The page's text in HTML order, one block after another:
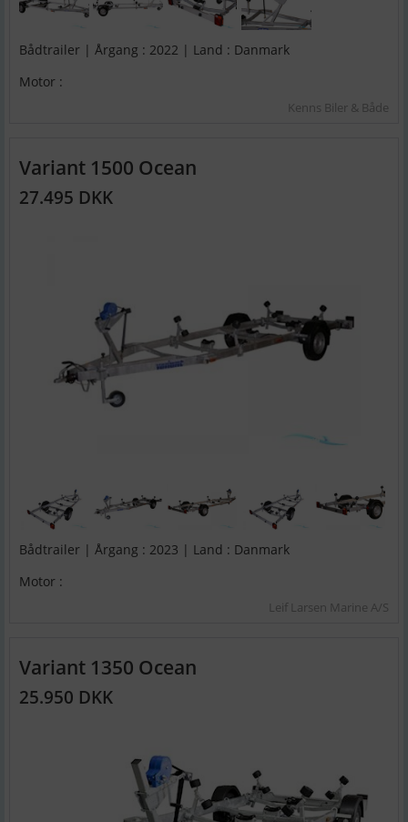
Bådtrailer | Årgang : 2022 | Land : Danmark
Motor :
Kenns Biler & Både
Variant 1500 Ocean
27.495 DKK
Bådtrailer | Årgang : 2023 | Land : Danmark
Motor :
Leif Larsen Marine A/S
Variant 1350 Ocean
25.950 DKK